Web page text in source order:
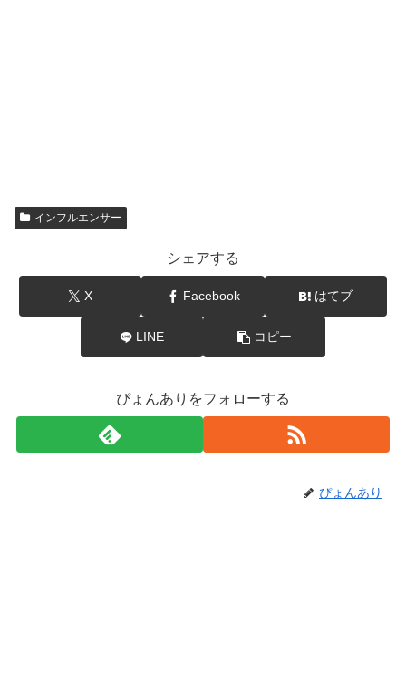
インフルエンサー
シェアする
X Facebook はてブ
LINE コピー
ぴょんありをフォローする
ぴょんあり